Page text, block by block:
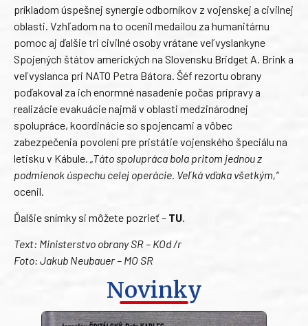
príkladom úspešnej synergie odborníkov z vojenskej a civilnej
oblasti. Vzhľadom na to ocenil medailou za humanitárnu
pomoc aj ďalšie tri civilné osoby vrátane veľvyslankyne
Spojených štátov amerických na Slovensku Bridget A. Brink a
veľvyslanca pri NATO Petra Bátora. Šéf rezortu obrany
poďakoval za ich enormné nasadenie počas prípravy a
realizácie evakuácie najmä v oblasti medzinárodnej
spolupráce, koordinácie so spojencami a vôbec
zabezpečenia povolení pre pristátie vojenského špeciálu na
letisku v Kábule.
„Táto spolupráca bola pritom jednou z
podmienok úspechu celej operácie. Veľká vďaka všetkým,“
ocenil.
Ďalšie snímky si môžete pozrieť – TU.
Text: Ministerstvo obrany SR – KOd /r
Foto: Jakub Neubauer – MO SR
Novinky